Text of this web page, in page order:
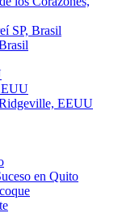
SP, Brasil
EEUU
en Quito